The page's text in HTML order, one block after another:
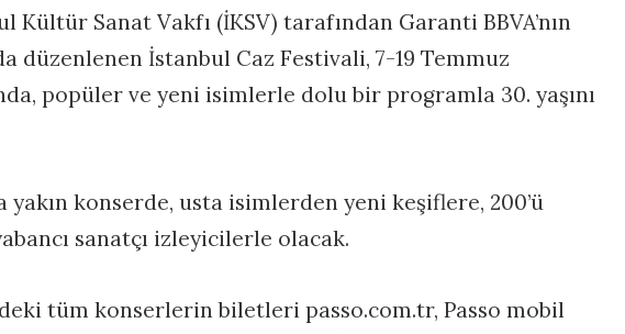
Kültür Sanat Vakfı (İKSV) tarafından Garanti BBVA’nın
düzenlenen İstanbul Caz Festivali, 7-19 Temmuz
popüler ve yeni isimlerle dolu bir programla 30. yaşını
yakın konserde, usta isimlerden yeni keşiflere, 200’ü
sanatçı izleyicilerle olacak.
tüm konserlerin biletleri passo.com.tr, Passo mobil